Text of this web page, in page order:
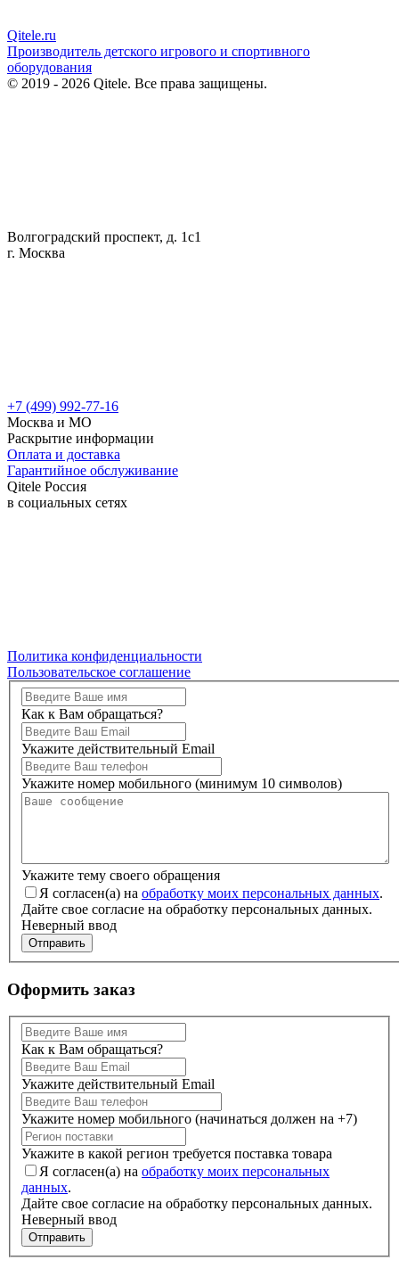
Qitele.ru
Производитель детского игрового и спортивного
оборудования
© 2019 - 2026 Qitele. Все права защищены.
Волгоградский проспект, д. 1с1
г. Москва
+7 (499) 992-77-16
Москва и МО
Раскрытие информации
Оплата и доставка
Гарантийное обслуживание
Qitele Россия
в социальных сетях
Политика конфиденциальности
Пользовательское соглашение
Как к Вам обращаться?
Укажите действительный Email
Укажите номер мобильного (минимум 10 символов)
Укажите тему своего обращения
Я согласен(а) на обработку моих персональных данных.
Дайте свое согласие на обработку персональных данных.
Неверный ввод
Отправить
Оформить заказ
Как к Вам обращаться?
Укажите действительный Email
Укажите номер мобильного (начинаться должен на +7)
Укажите в какой регион требуется поставка товара
Я согласен(а) на обработку моих персональных
данных.
Дайте свое согласие на обработку персональных данных.
Неверный ввод
Отправить